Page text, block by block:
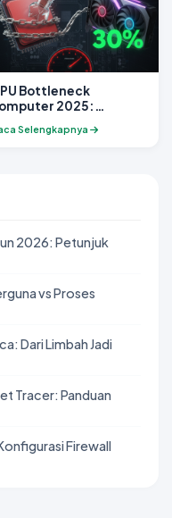
Bottleneck
2025:
dan 5 Solusi
Selengkapnya
2026: Petunjuk
vs Proses
Dari Limbah Jadi
Tracer: Panduan
Firewall